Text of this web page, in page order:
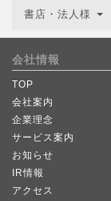
書店・法人様
会社情報
TOP
会社案内
企業理念
サービス案内
お知らせ
IR情報
アクセス